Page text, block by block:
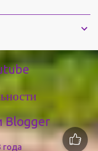
Blogger
года